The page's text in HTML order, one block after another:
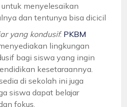
menyelesaikan
dan tentunya bisa dicicil
yang kondusif: PKBM
lingkungan
bagi siswa yang ingin
kesetaraannya.
di sekolah ini juga
siswa dapat belajar
fokus.